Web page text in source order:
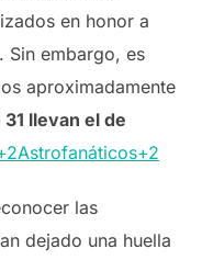
en honor a
Sin embargo, es
aproximadamente
31 llevan el de
las
dejado una huella